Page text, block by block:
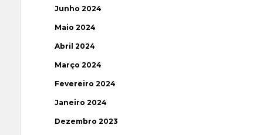
Junho 2024
Maio 2024
Abril 2024
Março 2024
Fevereiro 2024
Janeiro 2024
Dezembro 2023